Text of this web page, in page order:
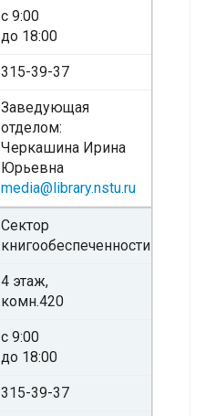
с 9:00
до 18:00
315-39-37
Заведующая
отделом:
Черкашина Ирина
Юрьевна
media@library.nstu.ru
Сектор
книгообеспеченности
4 этаж,
комн.420
с 9:00
до 18:00
315-39-37